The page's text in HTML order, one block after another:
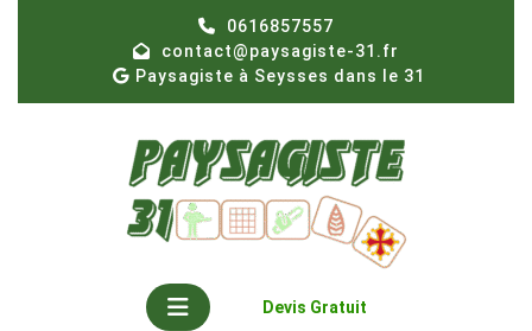
0616857557
contact@paysagiste-31.fr
Paysagiste à Seysses dans le 31
OpenDevis Gratuit